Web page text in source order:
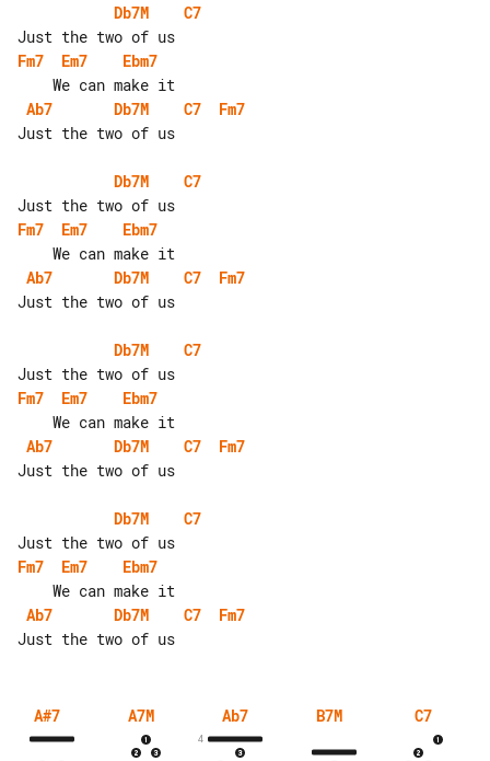
Db7M
C7
Fm7
Em7
Ebm7
Ab7
Db7M C7
Fm7
Just the two of us
Db7M
C7
Fm7
Em7
Ebm7
Ab7
Db7M C7
Fm7
Just the two of us
Db7M
C7
Fm7
Em7
Ebm7
Ab7
Db7M C7
Fm7
Just the two of us
Db7M
C7
Fm7
Em7
Ebm7
Ab7
Db7M C7
Fm7
A#7 A7M Ab7
4
B7M C7